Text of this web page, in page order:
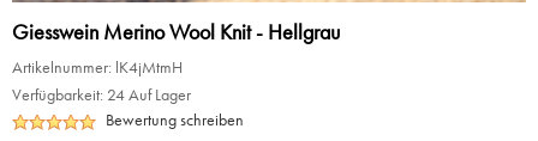
Giesswein Merino Wool Knit - Hellgrau
Artikelnummer: lK4jMtmH
Verfügbarkeit: 24 Auf Lager
Bewertung schreiben